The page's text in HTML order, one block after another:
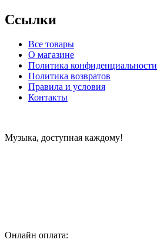
Ссылки
Все товары
О магазине
Политика конфиденциальности
Политика возвратов
Правила и условия
Контакты
Музыка, доступная каждому!
Онлайн оплата: